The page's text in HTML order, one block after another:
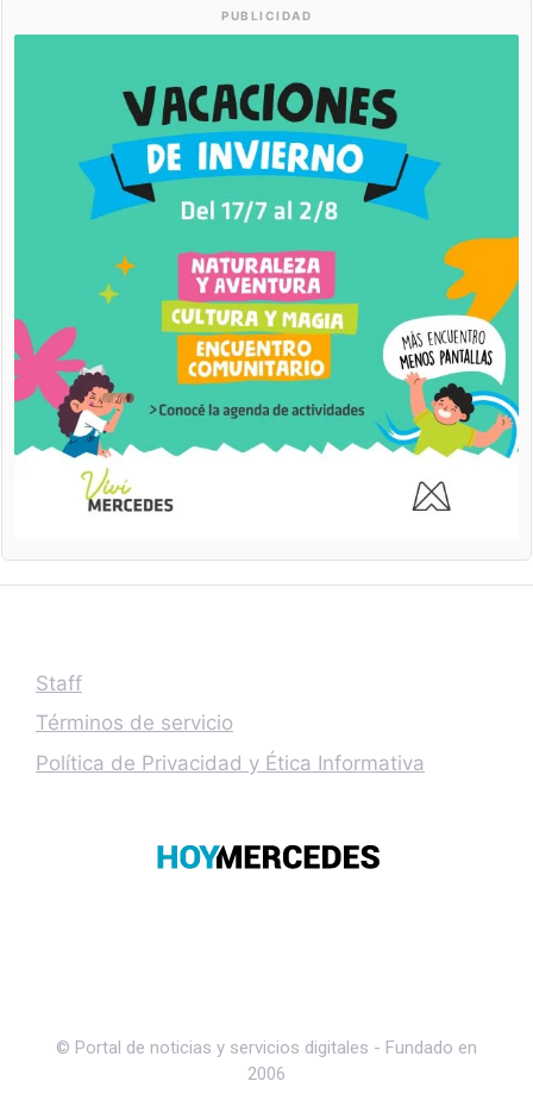
PUBLICIDAD
Staff
Términos de servicio
Política de Privacidad y Ética Informativa
© Portal de noticias y servicios digitales - Fundado en
2006